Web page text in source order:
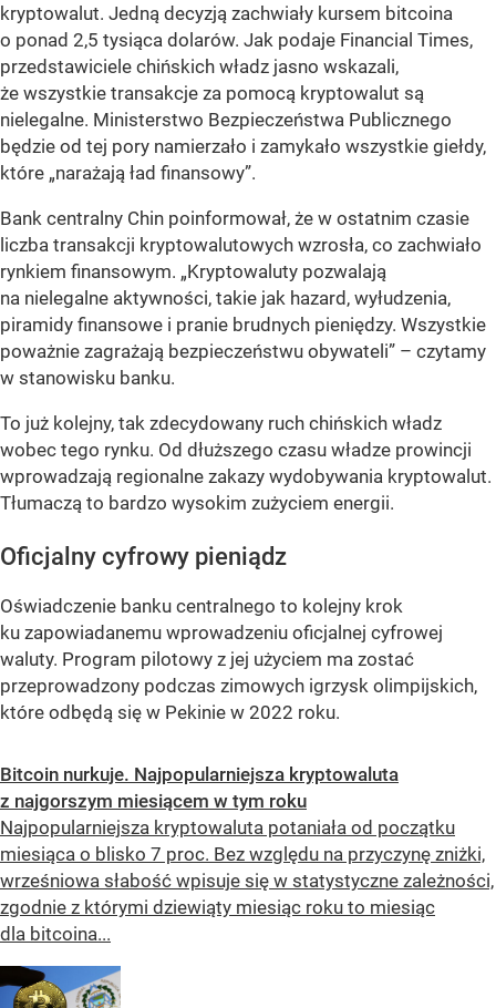
kryptowalut. Jedną decyzją zachwiały kursem bitcoina
o ponad 2,5 tysiąca dolarów. Jak podaje Financial Times,
przedstawiciele chińskich władz jasno wskazali,
że wszystkie transakcje za pomocą kryptowalut są
nielegalne. Ministerstwo Bezpieczeństwa Publicznego
będzie od tej pory namierzało i zamykało wszystkie giełdy,
które „narażają ład finansowy”.
Bank centralny Chin poinformował, że w ostatnim czasie
liczba transakcji kryptowalutowych wzrosła, co zachwiało
rynkiem finansowym. „Kryptowaluty pozwalają
na nielegalne aktywności, takie jak hazard, wyłudzenia,
piramidy finansowe i pranie brudnych pieniędzy. Wszystkie
poważnie zagrażają bezpieczeństwu obywateli” – czytamy
w stanowisku banku.
To już kolejny, tak zdecydowany ruch chińskich władz
wobec tego rynku. Od dłuższego czasu władze prowincji
wprowadzają regionalne zakazy wydobywania kryptowalut.
Tłumaczą to bardzo wysokim zużyciem energii.
Oficjalny cyfrowy pieniądz
Oświadczenie banku centralnego to kolejny krok
ku zapowiadanemu wprowadzeniu oficjalnej cyfrowej
waluty. Program pilotowy z jej użyciem ma zostać
przeprowadzony podczas zimowych igrzysk olimpijskich,
które odbędą się w Pekinie w 2022 roku.
Bitcoin nurkuje. Najpopularniejsza kryptowaluta
z najgorszym miesiącem w tym roku
Najpopularniejsza kryptowaluta potaniała od początku
miesiąca o blisko 7 proc. Bez względu na przyczynę zniżki,
wrześniowa słabość wpisuje się w statystyczne zależności,
zgodnie z którymi dziewiąty miesiąc roku to miesiąc
dla bitcoina...